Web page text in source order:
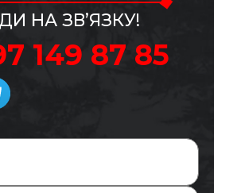
НА ЗВ’ЯЗКУ!
149 87 85